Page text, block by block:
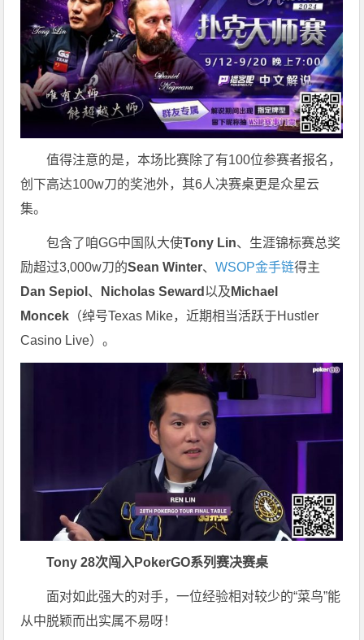
值得注意的是，本场比赛除了有100位参赛者报名，
创下高达100w刀的奖池外，其6人决赛桌更是众星云
集。
包含了咱GG中国队大使Tony Lin、生涯锦标赛总奖
励超过3,000w刀的Sean Winter、WSOP金手链得主
Dan Sepiol 、 Nicholas Seward 以及 Michael
Moncek （绰号Texas Mike，近期相当活跃于Hustler
Casino Live）。
Tony 28次闯入PokerGO系列赛决赛桌
面对如此强大的对手，一位经验相对较少的“菜鸟”能
从中脱颖而出实属不易呀！